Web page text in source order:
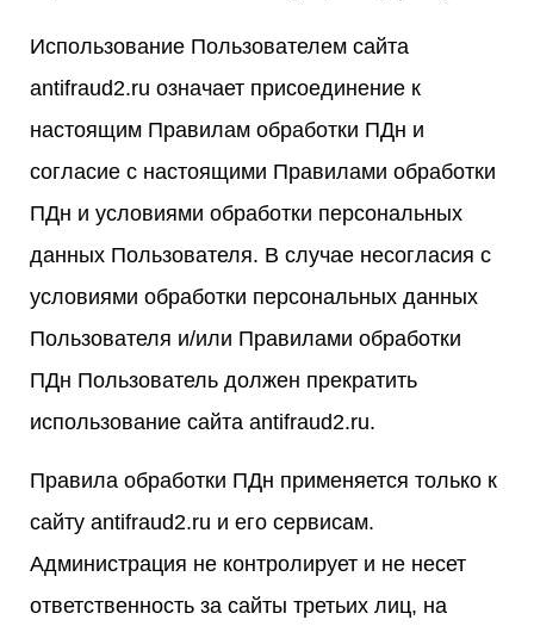
Использование Пользователем сайта
antifraud2.ru означает присоединение к
настоящим Правилам обработки ПДн и
согласие с настоящими Правилами обработки
ПДн и условиями обработки персональных
данных Пользователя. В случае несогласия с
условиями обработки персональных данных
Пользователя и/или Правилами обработки
ПДн Пользователь должен прекратить
использование сайта antifraud2.ru.
Правила обработки ПДн применяется только к
сайту antifraud2.ru и его сервисам.
Администрация не контролирует и не несет
ответственность за сайты третьих лиц, на